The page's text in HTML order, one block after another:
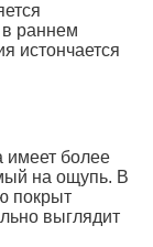
раннем
истончается
имеет более
на ощупь. В
покрыт
выглядит